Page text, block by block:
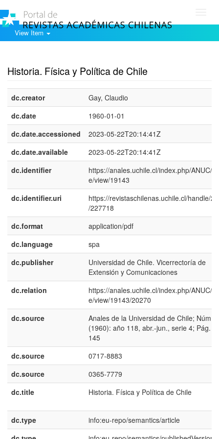
View Item
Historia. Física y Política de Chile
dc.creator
Gay, Claudio
dc.date
1960-01-01
dc.date.accessioned
2023-05-22T20:14:41Z
dc.date.available
2023-05-22T20:14:41Z
dc.identifier
https://anales.uchile.cl/index.php/ANUC/
e/view/19143
dc.identifier.uri
https://revistaschilenas.uchile.cl/handle/
/227718
dc.format
application/pdf
dc.language
spa
dc.publisher
Universidad de Chile. Vicerrectoría de
Extensión y Comunicaciones
dc.relation
https://anales.uchile.cl/index.php/ANUC/
e/view/19143/20270
dc.source
Anales de la Universidad de Chile; Núm.
(1960): año 118, abr.-jun., serie 4; Pág.
145
dc.source
0717-8883
dc.source
0365-7779
dc.title
Historia. Física y Política de Chile
dc.type
info:eu-repo/semantics/article